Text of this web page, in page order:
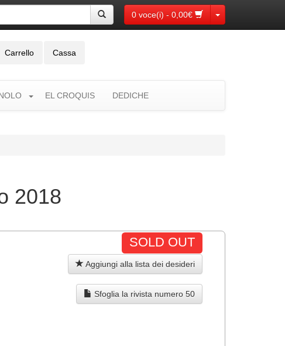
0 voce(i) - 0,00€ Toggle Dropdown
Carrello Cassa
EL CROQUIS DEDICHE
2018
SOLD OUT
Aggiungi alla lista dei desideri
Sfoglia la rivista numero 50